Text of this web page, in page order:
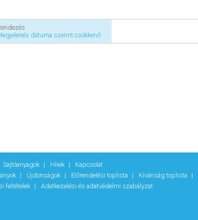
dátuma szerint csökkenő
Sajtóanyagok Hírek
Kapcsolat
Újdonságok Előrendelési toplista Kívánság toplista
feltételek
Adatkezelési és adatvédelmi szabályzat